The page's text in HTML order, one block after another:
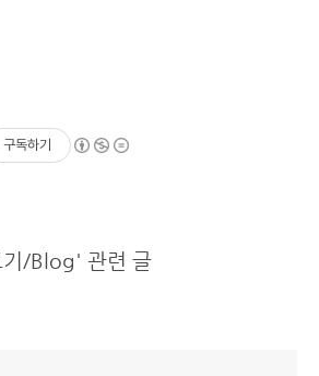
구독하기
기/Blog' 관련 글